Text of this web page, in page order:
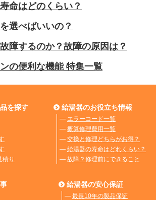
命はどのくらい？
選べばいいの？
障するのか？故障の原因は？
の便利な機能 特集一覧
を探す
積り
給湯器のお役立ち情報
― エラーコード一覧
― 概算修理費用一覧
― 交換と修理どちらがお得？
― 給湯器の寿命はどれくらい？
― 故障？修理前にできること
給湯器の安心保証
― 最長10年の製品保証